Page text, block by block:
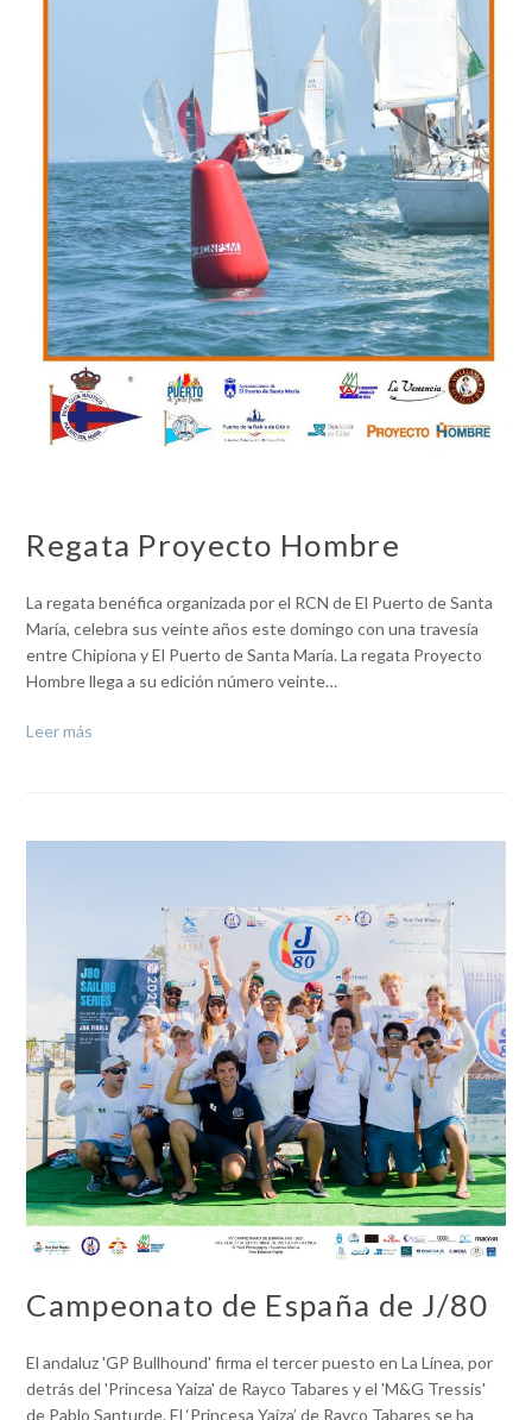
Regata Proyecto Hombre
La regata benéfica organizada por el RCN de El Puerto de Santa
María, celebra sus veinte años este domingo con una travesía
entre Chipiona y El Puerto de Santa María. La regata Proyecto
Hombre llega a su edición número veinte…
Leer más
Campeonato de España de J/80
El andaluz 'GP Bullhound' firma el tercer puesto en La Línea, por
detrás del 'Princesa Yaiza' de Rayco Tabares y el 'M&G Tressis'
de Pablo Santurde. El ‘Princesa Yaiza’ de Rayco Tabares se ha